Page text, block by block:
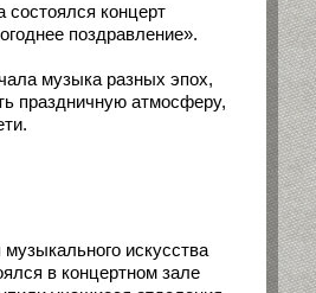
концерт
поздравление».
музыка разных эпох,
праздничную атмосферу,
искусства
в концертном зале